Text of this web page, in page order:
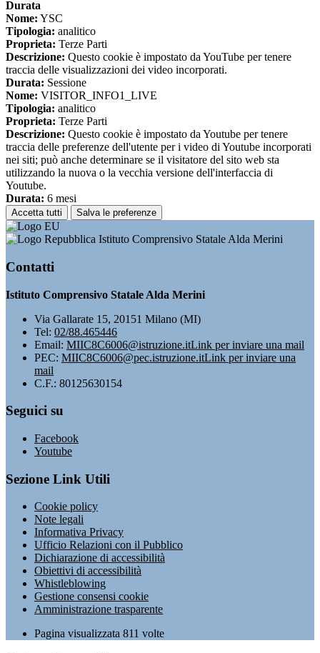
Durata
Nome: YSC
Tipologia: analitico
Proprieta: Terze Parti
Descrizione: Questo cookie è impostato da YouTube per tenere
traccia delle visualizzazioni dei video incorporati.
Durata: Sessione
Nome: VISITOR_INFO1_LIVE
Tipologia: analitico
Proprieta: Terze Parti
Descrizione: Questo cookie è impostato da Youtube per tenere
traccia delle preferenze dell'utente per i video di Youtube incorporati
nei siti; può anche determinare se il visitatore del sito web sta
utilizzando la nuova o la vecchia versione dell'interfaccia di
Youtube.
Durata: 6 mesi
Accetta tutti Salva le preferenze
Istituto Comprensivo Statale Alda Merini
Contatti
Istituto Comprensivo Statale Alda Merini
Via Gallarate 15, 20151 Milano (MI)
Tel: 02/88.465446
Email: MIIC8C6006@istruzione.itLink per inviare una mail
PEC: MIIC8C6006@pec.istruzione.itLink per inviare una
mail
C.F.: 80125630154
Seguici su
Facebook
Youtube
Sezione Link Utili
Cookie policy
Note legali
Informativa Privacy
Ufficio Relazioni con il Pubblico
Dichiarazione di accessibilità
Obiettivi di accessibilità
Whistleblowing
Gestione consensi cookie
Amministrazione trasparente
Pagina visualizzata 811 volte